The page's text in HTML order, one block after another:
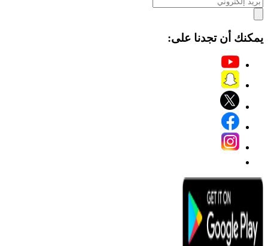
يمكنك أن تجدنا على: